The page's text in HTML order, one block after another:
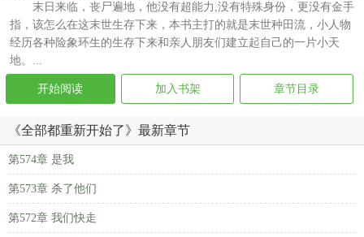
末日来临，丧尸遍地，他没有超能力,没有特殊身份，更没有金手
指，该怎么在这末世生存下来，本书主打的就是末世种田流，小人物
经历各种险象环生的生存下来和亲人朋友们建立起自己的一片小天
地。...
开始阅读 加入书架 章节目录
《全部都重新开始了》最新章节
第574章 是我
第573章 杀了他们
第572章 我们快走